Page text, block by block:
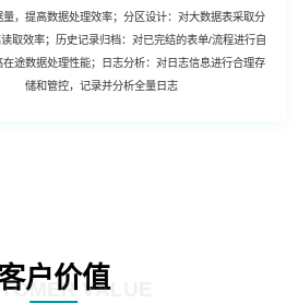
量，提高数据处理效率；分区设计：对大数据表采取分
取效率；历史记录归档：对已完结的表单/流程进行自
在途数据处理性能；日志分析：对日志信息进行合理存
储和管控，记录并分析全量日志
户价值VALUE